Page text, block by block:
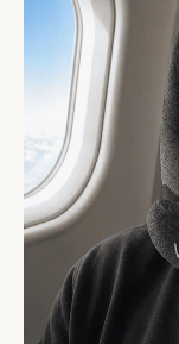
¿Es compatible
Sí. Su diseño
con respaldo.
soporte cervical y
¿Cuánto ocupa
La espuma
para guardarla,
comprimida por